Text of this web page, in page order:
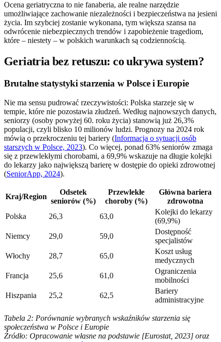
Ocena geriatryczna to nie fanaberia, ale realne narzędzie
umożliwiające zachowanie niezależności i bezpieczeństwa na jesieni
życia. Im szybciej zostanie wykonana, tym większa szansa na
odwrócenie niebezpiecznych trendów i zapobieżenie tragediom,
które – niestety – w polskich warunkach są codziennością.
Geriatria bez retuszu: co ukrywa system?
Brutalne statystyki starzenia w Polsce i Europie
Nie ma sensu pudrować rzeczywistości: Polska starzeje się w
tempie, które nie pozostawia złudzeń. Według najnowszych danych,
seniorzy (osoby powyżej 60. roku życia) stanowią już 26,3%
populacji, czyli blisko 10 milionów ludzi. Prognozy na 2024 rok
mówią o przekroczeniu tej bariery (Informacja o sytuacji osób
starszych w Polsce, 2023). Co więcej, ponad 63% seniorów zmaga
się z przewlekłymi chorobami, a 69,9% wskazuje na długie kolejki
do lekarzy jako największą barierę w dostępie do opieki zdrowotnej
(SeniorApp, 2024).
Kraj/Region
Odsetek
seniorów (%)
Przewlekłe
choroby (%)
Główna bariera
zdrowotna
Polska
26,3 63,0
Kolejki do lekarzy
(69,9%)
Niemcy
29,0 59,0
Dostępność
specjalistów
Włochy
28,7 65,0
Koszt usług
medycznych
Francja
25,6 61,0
Ograniczenia
mobilności
Hiszpania
25,2 62,5
Bariery
administracyjne
Tabela 2: Porównanie wybranych wskaźników starzenia się
społeczeństwa w Polsce i Europie
Źródło: Opracowanie własne na podstawie [Eurostat, 2023] oraz